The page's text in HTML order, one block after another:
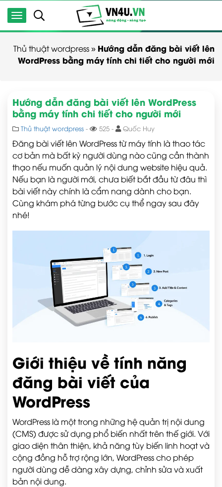
Thủ thuật wordpress» Hướng dẫn đăng bài viết lên
WordPress bằng máy tính chi tiết cho người mới
Hướng dẫn đăng bài viết lên WordPress
bằng máy tính chi tiết cho người mới
Thủ thuật wordpress - 525 - Quốc Huy
Đăng bài viết lên WordPress từ máy tính là thao tác
cơ bản mà bất kỳ người dùng nào cũng cần thành
thạo nếu muốn quản lý nội dung website hiệu quả.
Nếu bạn là người mới, chưa biết bắt đầu từ đâu thì
bài viết này chính là cẩm nang dành cho bạn.
Cùng khám phá từng bước cụ thể ngay sau đây
nhé!
Giới thiệu về tính năng
đăng bài viết của
WordPress
WordPress là một trong những hệ quản trị nội dung
(CMS) được sử dụng phổ biến nhất trên thế giới. Với
giao diện thân thiện, khả năng tùy biến linh hoạt và
cộng đồng hỗ trợ rộng lớn, WordPress cho phép
người dùng dễ dàng xây dựng, chỉnh sửa và xuất
bản nội dung.